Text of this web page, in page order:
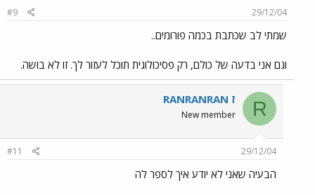
29/12/04
#9
שמתי לב שכתבת בכמה פורומים..
וגם אני בדעה של כולם, רק פסיכולוגית תוכל לעזור לך. זו לא בושה.
R RANRANRAN ז
New member
29/12/04
#11
הבעיה שאני לא יודע איך לספר לה